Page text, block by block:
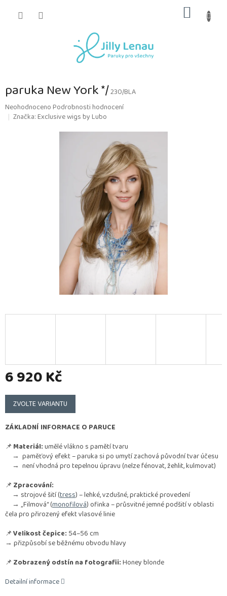
KOŠÍK
paruka New York */230/BLA
Průměrné
hodnocení
NeohodnocenoPodrobnosti hodnocení
Značka:Exclusive wigs by Lubo
6 920 Kč
Měrná
cena:
ZVOLTE VARIANTU
ZÁKLADNÍ INFORMACE O PARUCE
📌Materiál:umělé vlákno s pamětí tvaru
→ paměťový efekt – paruka si po umytí zachová původní tvar účesu
→ není vhodná pro tepelnou úpravu (nelze fénovat, žehlit, kulmovat)
📌Zpracování:
→ strojové šití (tress) – lehké, vzdušné, praktické provedení
→ „Filmová“ (monofilová) ofinka – průsvitné jemné podšití v oblasti
čela pro přirozený efekt vlasové linie
📌Velikost čepice: 54–56 cm
→ přizpůsobí se běžnému obvodu hlavy
📌Zobrazený odstín na fotografii:Honey blonde
Detailní informace